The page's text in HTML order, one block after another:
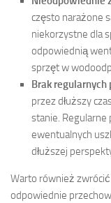
często narażone
niekorzystne dla
odpowiednią
sprzęt w
Brak regularnych
przez dłuższy
stanie. Regularne
ewentualnych
dłuższej
Warto również
odpowiednie